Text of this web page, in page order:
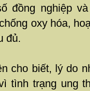
đồng nghiệp
oxy hóa,
đủ.
cho biết, lý do
tình trạng ung